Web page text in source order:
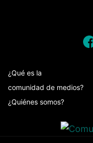
¿Qué es la
comunidad de medios?
¿Quiénes somos?